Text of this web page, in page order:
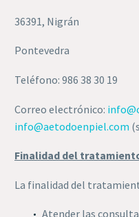
36391, Nigrán
Pontevedra
Teléfono: 986 38 30 19
Correo electrónico:
info@aetodoenpiel.com
Finalidad del
La finalidad del
Atender las